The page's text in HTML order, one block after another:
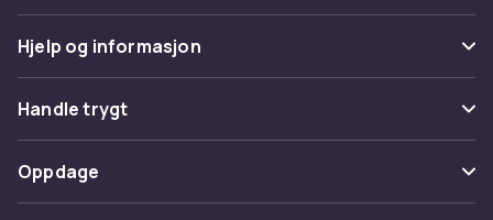
Hjelp og informasjon
Vanlige spørsmål
Spor pakke
Angre & returner her
Handle trygt
Betaling
Levering
Oppdage